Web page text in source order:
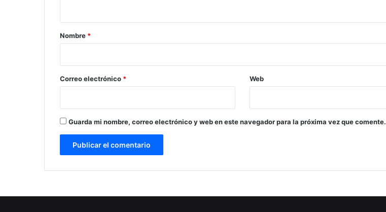
r
*
Nombre *
Correo electrónico * Web
Guarda mi nombre, correo electrónico y web en este navegador para la próxima vez que comente.